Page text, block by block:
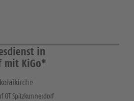
in
mit KiGo*
OT Spitzkunnerdorf